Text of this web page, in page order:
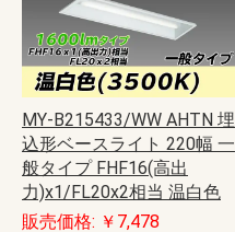
MY-B215433/WW AHTN 埋
込形ベースライト 220幅 一
般タイプ FHF16(高出
力)x1/FL20x2相当 温白色
販売価格: ￥7,478